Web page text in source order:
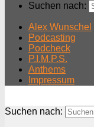
Suchen nach:
Alex Wunschel
Podcasting
Podcheck
P.I.M.P.S.
Anthems
Impressum
Suchen nach: